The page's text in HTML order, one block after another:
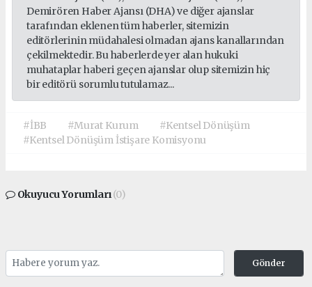
Demirören Haber Ajansı (DHA) ve diğer ajanslar
tarafından eklenen tüm haberler, sitemizin
editörlerinin müdahalesi olmadan ajans kanallarından
çekilmektedir. Bu haberlerde yer alan hukuki
muhataplar haberi geçen ajanslar olup sitemizin hiç
bir editörü sorumlu tutulamaz...
#İBB #Murat Kurum
#Kentsel Dönüşüm
#Kentsel Dönüşüm İstişare Komisyonu
Okuyucu Yorumları(0)
Gönder